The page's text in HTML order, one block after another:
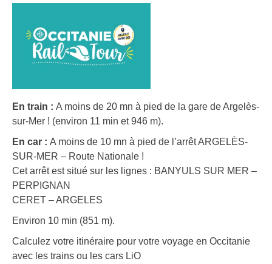
En train : A moins de 20 mn à pied de la gare de Argelès-
sur-Mer ! (environ 11 min et 946 m).
En car : A moins de 10 mn à pied de l’arrêt ARGELÈS-
SUR-MER – Route Nationale !
Cet arrêt est situé sur les lignes : BANYULS SUR MER –
PERPIGNAN
CERET – ARGELES
Environ 10 min (851 m).
Calculez votre itinéraire pour votre voyage en Occitanie
avec les trains ou les cars LiO